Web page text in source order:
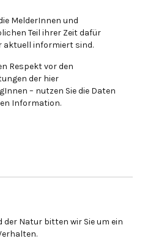
MelderInnen und
Teil ihrer Zeit dafür
aktuell informiert sind.
Respekt vor den
der hier
– nutzen Sie die Daten
Information.
der Natur bitten wir Sie um ein